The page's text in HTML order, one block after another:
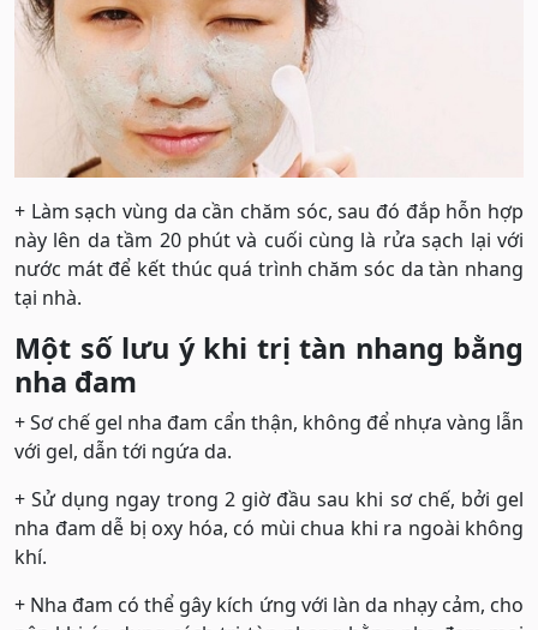
+ Làm sạch vùng da cần chăm sóc, sau đó đắp hỗn hợp
này lên da tầm 20 phút và cuối cùng là rửa sạch lại với
nước mát để kết thúc quá trình chăm sóc da tàn nhang
tại nhà.
Một số lưu ý khi trị tàn nhang bằng
nha đam
+ Sơ chế gel nha đam cẩn thận, không để nhựa vàng lẫn
với gel, dẫn tới ngứa da.
+ Sử dụng ngay trong 2 giờ đầu sau khi sơ chế, bởi gel
nha đam dễ bị oxy hóa, có mùi chua khi ra ngoài không
khí.
+ Nha đam có thể gây kích ứng với làn da nhạy cảm, cho